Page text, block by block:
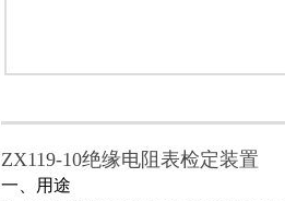
ZX119-10绝缘电阻表检定装置
一、用途